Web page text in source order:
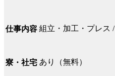
仕事内容 組立・加工・プレス
寮・社宅 あり（無料）